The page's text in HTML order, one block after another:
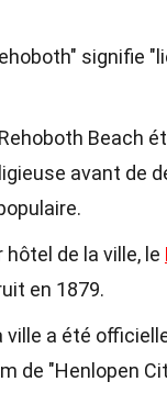
signifie
Beach
avant de
hôtel de la ville, le
en 1879.
ville a été
de "Henlopen